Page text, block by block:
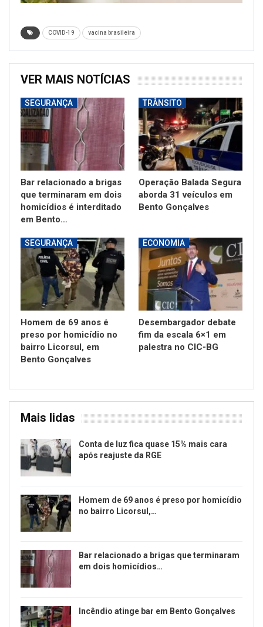
COVID-19 vacina brasileira
VER MAIS NOTÍCIAS
SEGURANÇA
Bar relacionado a brigas
que terminaram em dois
homicídios é interditado
em Bento…
TRÂNSITO
Operação Balada Segura
aborda 31 veículos em
Bento Gonçalves
SEGURANÇA
Homem de 69 anos é
preso por homicídio no
bairro Licorsul, em
Bento Gonçalves
ECONOMIA
Desembargador debate
fim da escala 6×1 em
palestra no CIC-BG
Mais lidas
Conta de luz fica quase 15% mais cara
após reajuste da RGE
Homem de 69 anos é preso por homicídio
no bairro Licorsul,…
Bar relacionado a brigas que terminaram
em dois homicídios…
Incêndio atinge bar em Bento Gonçalves